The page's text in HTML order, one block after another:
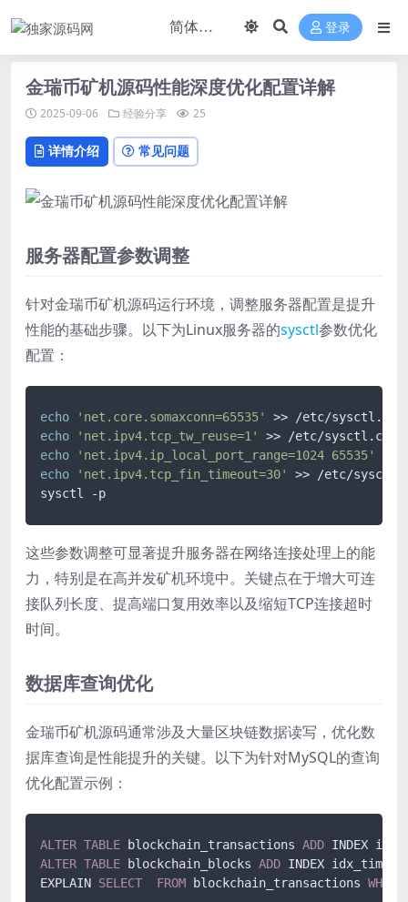
登录
金瑞币矿机源码性能深度优化配置详解
2025-09-06 经验分享 25
详情介绍 常见问题
服务器配置参数调整
针对金瑞币矿机源码运行环境，调整服务器配置是提升
性能的基础步骤。以下为Linux服务器的sysctl参数优化
配置：
echo
'net.core.somaxconn=65535'
echo
'net.ipv4.tcp_tw_reuse=1'
echo
'net.ipv4.ip_local_port_range=1024 65535'
echo
'net.ipv4.tcp_fin_timeout=30'
>> /etc/
sysctl -p
这些参数调整可显著提升服务器在网络连接处理上的能
力，特别是在高并发矿机环境中。关键点在于增大可连
接队列长度、提高端口复用效率以及缩短TCP连接超时
时间。
数据库查询优化
金瑞币矿机源码通常涉及大量区块链数据读写，优化数
据库查询是性能提升的关键。以下为针对MySQL的查询
优化配置示例：
ALTER TABLE blockchain_transactions ADD
ALTER TABLE blockchain_blocks ADD INDEX
EXPLAIN SELECT FROM blockchain_transactions WHERE